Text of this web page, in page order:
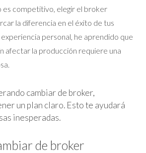
es competitivo, elegir el broker
la diferencia en el éxito de tus
personal, he aprendido que
afectar la producción requiere una
cambiar de broker,
un plan claro. Esto te ayudará
inesperadas.
de broker